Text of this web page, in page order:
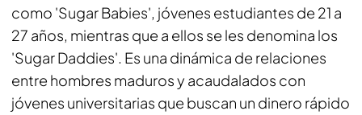
como 'Sugar Babies', jóvenes estudiantes de 21 a
27 años, mientras que a ellos se les denomina los
'Sugar Daddies'. Es una dinámica de relaciones
entre hombres maduros y acaudalados con
jóvenes universitarias que buscan un dinero rápido